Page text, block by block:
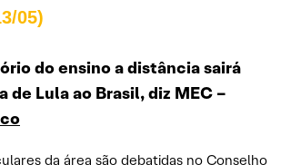
05)
do ensino a distância sairá
de Lula ao Brasil, diz MEC –
da área são debatidas no Conselho